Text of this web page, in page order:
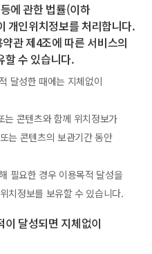
에 관한 법률(이하
개인위치정보를 처리합니다.
관 제4조에 따른 서비스의
할 수 있습니다.
달성한 때에는 지체없이
콘텐츠와 함께 위치정보가
는 콘텐츠의 보관기간 동안
필요한 경우 이용목적 달성을
치정보를 보유할 수 있습니다.
달성되면 지체없이